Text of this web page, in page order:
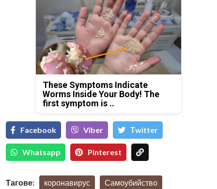
These Symptoms Indicate
Worms Inside Your Body! The
first symptom is ..
Facebook Viber Тwitter
Whatsapp Pinterest
Тагове: коронавирус Самоубийство